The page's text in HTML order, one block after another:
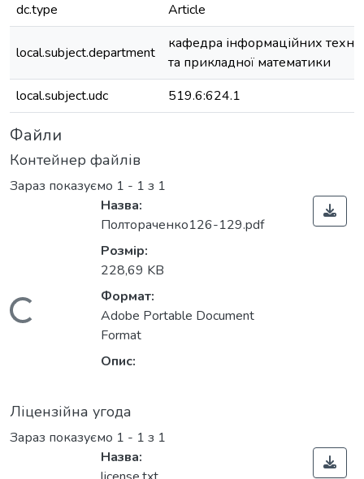
dc.type
Article
local.subject.department
кафедра інформаційних
та прикладної математики
local.subject.udc
519.6:624.1
Файли
Контейнер файлів
Зараз показуємо 1 - 1 з 1
Вантажиться...
Назва:
Полтораченко126-129.pdf
Розмір:
228,69 KB
Формат:
Adobe Portable Document
Format
Опис:
Ліцензійна угода
Зараз показуємо 1 - 1 з 1
Назва: